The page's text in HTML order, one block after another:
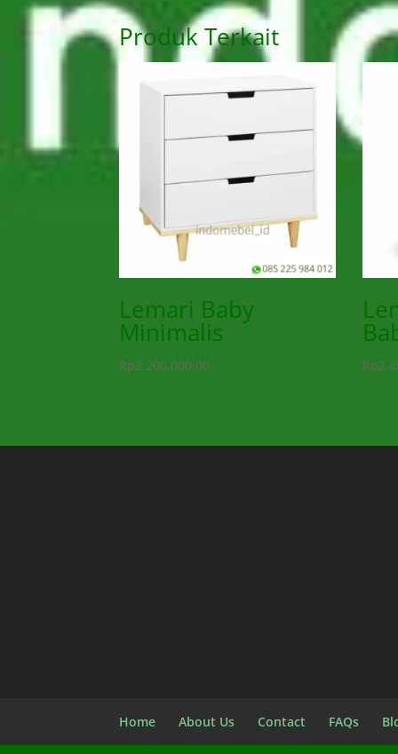
Produk Terkait
Lemari Baby
Minimalis
Rp2,200,000.00 Rp
Home About Us Contact FAQs